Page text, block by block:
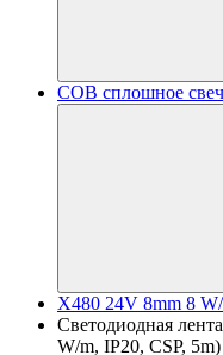
COB сплошное
X480 24V 8mm 8
Светодиодная
W/m, IP20, CSP,